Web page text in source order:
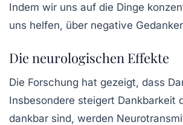
Indem wir uns auf die Dinge
uns helfen, über negative
Die neurologischen Effekte
Die Forschung hat gezeigt, dass
Insbesondere steigert Dankbarkeit
dankbar sind, werden